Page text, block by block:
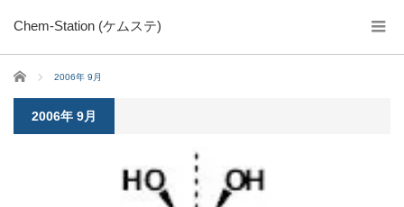
Chem-Station (ケムステ)
ホーム 2006年 9月
2006年 9月